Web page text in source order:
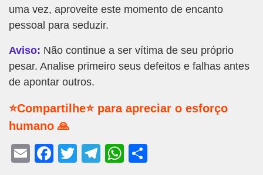
uma vez, aproveite este momento de encanto
pessoal para seduzir.
Aviso: Não continue a ser vítima de seu próprio
pesar. Analise primeiro seus defeitos e falhas antes
de apontar outros.
⭐Compartilhe⭐ para apreciar o esforço
humano 🙏
E
F
T
T
W